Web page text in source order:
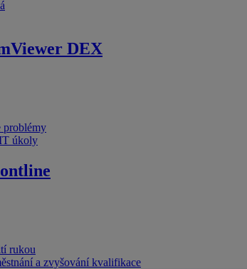
DEX
problémy
úkoly
rukou
a zvyšování kvalifikace